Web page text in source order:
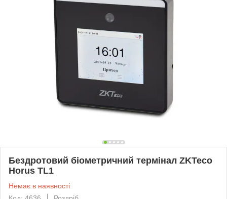
Бездротовий біометричний термінал ZKTeco
Horus TL1
Немає в наявності